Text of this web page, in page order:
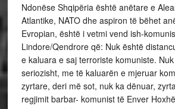
Ndonëse Shqipëria është anëtare e
Atlantike, NATO dhe aspiron të bëhet
Evropian, është i vetmi vend ish-
Lindore/Qendrore që: Nuk është
e kaluara e saj terroriste komuniste.
seriozisht, me të kaluarën e mjeruar
zyrtare, deri më sot, nuk ka dënuar,
regjimit barbar- komunist të Enver